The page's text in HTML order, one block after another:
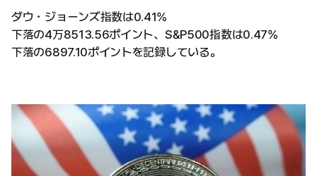
ダウ・ジョーンズ指数は0.41%
下落の4万8513.56ポイント、S&P500指数は0.47%
下落の6897.10ポイントを記録している。